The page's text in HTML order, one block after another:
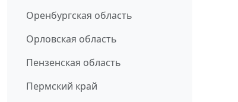
Оренбургская область
Орловская область
Пензенская область
Пермский край